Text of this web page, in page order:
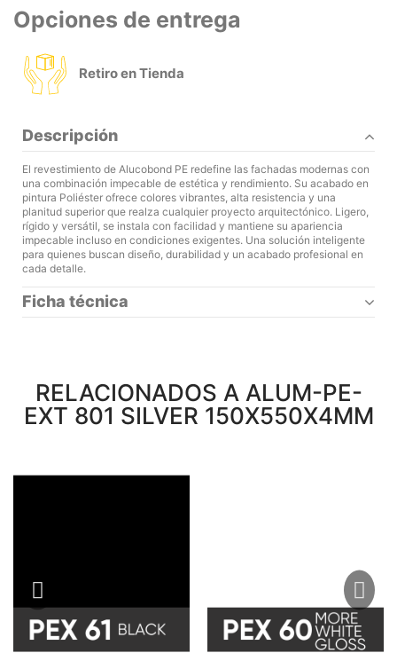
Opciones de entrega
Retiro en Tienda
Descripción
El revestimiento de Alucobond PE redefine las fachadas modernas con
una combinación impecable de estética y rendimiento. Su acabado en
pintura Poliéster ofrece colores vibrantes, alta resistencia y una
planitud superior que realza cualquier proyecto arquitectónico. Ligero,
rígido y versátil, se instala con facilidad y mantiene su apariencia
impecable incluso en condiciones exigentes. Una solución inteligente
para quienes buscan diseño, durabilidad y un acabado profesional en
cada detalle.
Ficha técnica
RELACIONADOS A ALUM-PE-
EXT 801 SILVER 150X550X4MM